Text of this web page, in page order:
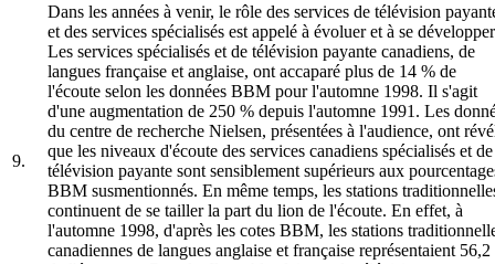
9.
Dans les années à venir, le rôle des services de télévision
et des services spécialisés est appelé à évoluer et à se
Les services spécialisés et de télévision payante canadiens, de
langues française et anglaise, ont accaparé plus de 14 % de
l'écoute selon les données BBM pour l'automne 1998. Il s'agit
d'une augmentation de 250 % depuis l'automne 1991. Les
du centre de recherche Nielsen, présentées à l'audience, ont
que les niveaux d'écoute des services canadiens spécialisés et de
télévision payante sont sensiblement supérieurs aux
BBM susmentionnés. En même temps, les stations
continuent de se tailler la part du lion de l'écoute. En effet, à
l'automne 1998, d'après les cotes BBM, les stations
canadiennes de langues anglaise et française représentaient 56,2